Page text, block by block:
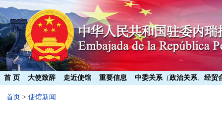
首 页 大使致辞 走近使馆 重要信息 中委关系（政治关系、 经贸
首页 > 使馆新闻